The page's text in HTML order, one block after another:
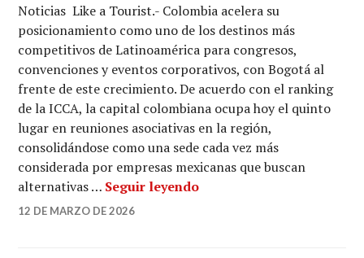
Noticias Like a Tourist.- Colombia acelera su
posicionamiento como uno de los destinos más
competitivos de Latinoamérica para congresos,
convenciones y eventos corporativos, con Bogotá al
frente de este crecimiento. De acuerdo con el ranking
de la ICCA, la capital colombiana ocupa hoy el quinto
lugar en reuniones asociativas en la región,
consolidándose como una sede cada vez más
considerada por empresas mexicanas que buscan
alternativas … Seguir leyendoBogotá se consolida
12 DE MARZO DE 2026